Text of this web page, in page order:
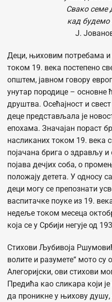
Свако семе
кад будемо
Ј.
Деци, њиховим потребама и
током 19. века постепено
општем, јавном говору
унутар породице – основне
друштва. Осећајност и
деце представљала је
епохама. Значајан пораст
насликаних током 19. века
појачана брига о здрављу
појава дечјих соба, о
положају детета. У односу
деци могу се препознати
васпитачке поуке из 19.
недеље током месеца
која се у Србији негује од
Стихови Љубивоја
волите и разумете“ мото
Алегоријски, ови стихови
Предића као сликара који
да проникне у њихову душу,